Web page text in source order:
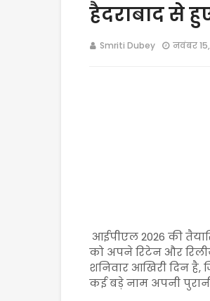
हैदराबाद से
Smriti Dubey नवंबर
आईपीएल 2026 की
को अपने रिटेन और
शनिवार आखिरी दिन है,
कई बड़े नाम अपनी